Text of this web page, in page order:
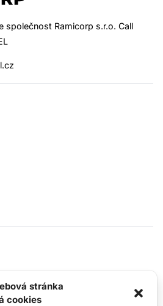
stránka
cookies
společnost Ramicorp s.r.o. Call
promazávána.
chtít pokračovat, data
zřízení po registraci